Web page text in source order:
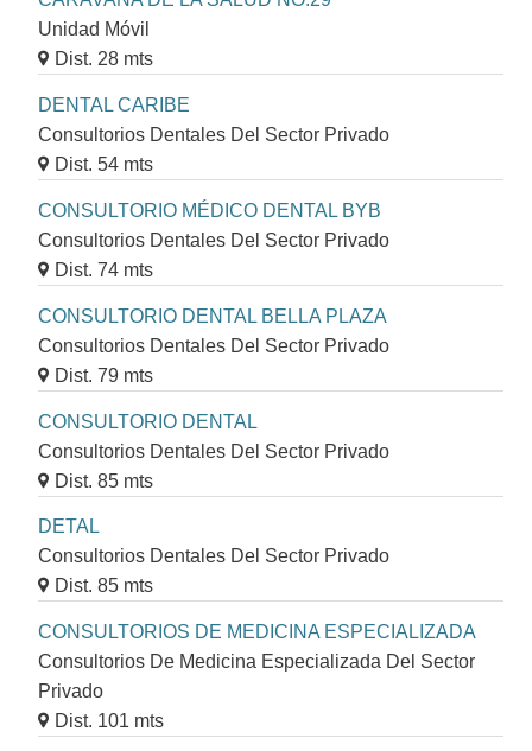
Unidad Móvil
Dist. 28 mts
DENTAL CARIBE
Consultorios Dentales Del Sector Privado
Dist. 54 mts
CONSULTORIO MÉDICO DENTAL BYB
Consultorios Dentales Del Sector Privado
Dist. 74 mts
CONSULTORIO DENTAL BELLA PLAZA
Consultorios Dentales Del Sector Privado
Dist. 79 mts
CONSULTORIO DENTAL
Consultorios Dentales Del Sector Privado
Dist. 85 mts
DETAL
Consultorios Dentales Del Sector Privado
Dist. 85 mts
CONSULTORIOS DE MEDICINA ESPECIALIZADA
Consultorios De Medicina Especializada Del Sector
Privado
Dist. 101 mts